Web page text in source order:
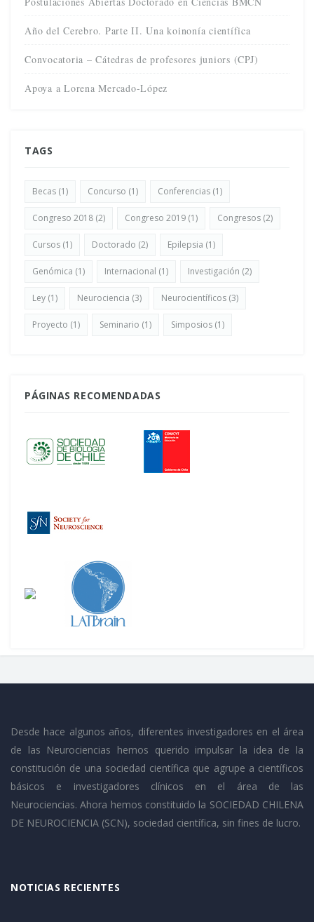
Año del Cerebro. Parte II. Una koinonía científica
Convocatoria – Cátedras de profesores juniors (CPJ)
Apoya a Lorena Mercado-López
TAGS
Becas (1) Concurso (1) Conferencias (1)
Congreso 2018 (2) Congreso 2019 (1) Congresos (2)
Cursos (1) Doctorado (2) Epilepsia (1)
Genómica (1) Internacional (1) Investigación (2)
Ley (1) Neurociencia (3) Neurocientíficos (3)
Proyecto (1) Seminario (1) Simposios (1)
PÁGINAS RECOMENDADAS
Desde hace algunos años, diferentes investigadores en el área
de las Neurociencias hemos querido impulsar la idea de la
constitución de una sociedad científica que agrupe a científicos
básicos e investigadores clínicos en el área de las
Neurociencias. Ahora hemos constituido la SOCIEDAD CHILENA
DE NEUROCIENCIA (SCN), sociedad científica, sin fines de lucro.
NOTICIAS RECIENTES